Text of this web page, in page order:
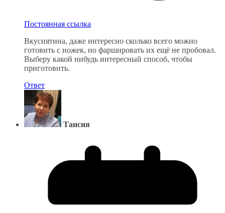
Постоянная ссылка
Вкуснятина, даже интересно сколько всего можно
готовить с ножек, но фаршировать их ещё не пробовал.
Выберу какой нибудь интересный способ, чтобы
приготовить.
Ответ
Таисия